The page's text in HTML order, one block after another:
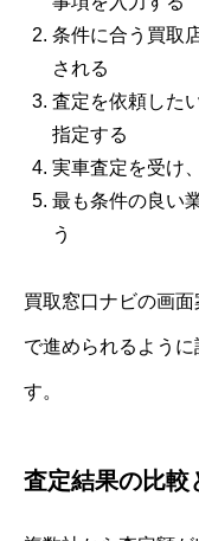
条件に合う買取
される
査定を依頼した
指定する
実車査定を受け
最も条件の良い
う
買取窓口ナビの画
で進められるよう
す。
査定結果の比較